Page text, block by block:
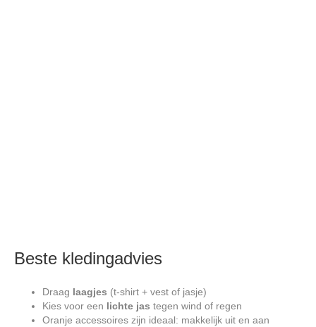
Beste kledingadvies
Draag laagjes (t-shirt + vest of jasje)
Kies voor een lichte jas tegen wind of regen
Oranje accessoires zijn ideaal: makkelijk uit en aan